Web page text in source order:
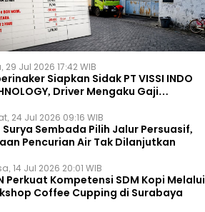
29 Jul 2026 17:42 WIB
Siapkan Sidak PT VISSI INDO
Driver Mengaku Gaji
24 Jul 2026 09:16 WIB
Surya Sembada Pilih Jalur Persuasif,
Pencurian Air Tak Dilanjutkan
14 Jul 2026 20:01 WIB
Perkuat Kompetensi SDM Kopi Melalui
Coffee Cupping di Surabaya